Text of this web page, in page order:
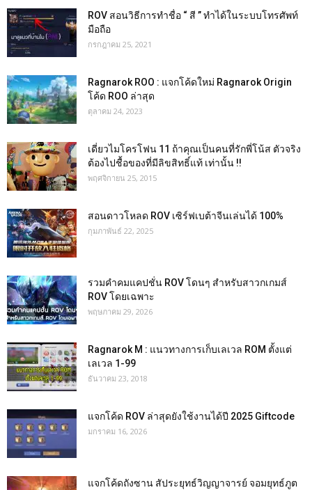
ROV สอนวิธีการทำชื่อ “ สี ” ทำได้ในระบบโทรศัพท์
มือถือ
กรกฎาคม 25, 2021
Ragnarok ROO : แจกโค้ดใหม่ Ragnarok Origin
โค้ด ROO ล่าสุด
ตุลาคม 24, 2023
เดี่ยวไมโครโฟน 11 ถ้าคุณเป็นคนที่รักพี่โน้ส ตัวจริง
ต้องไปชื้อของที่มีลิขสิทธิ์แท้ เท่านั้น !!
พฤศจิกายน 25, 2015
สอนดาวโหลด ROV เซิร์ฟเบต้าจีนเล่นได้ 100%
กุมภาพันธ์ 22, 2025
รวมคำคมแคปชั่น ROV โดนๆ สำหรับสาวกเกมส์
ROV โดยเฉพาะ
พฤษภาคม 29, 2026
Ragnarok M : แนวทางการเก็บเลเวล ROM ตั้งแต่
เลเวล 1-99
ธันวาคม 23, 2018
แจกโค้ด ROV ล่าสุดยังใช้งานได้ปี 2025 Giftcode
มกราคม 16, 2026
แจกโค้ดถังซาน สัประยุทธ์วิญญาจารย์ จอมยุทธ์ภูต